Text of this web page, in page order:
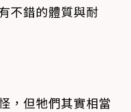
不錯的體質與耐
，但牠們其實相當